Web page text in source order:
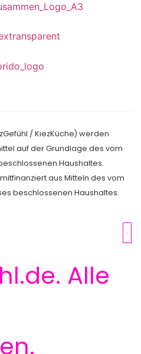
/ KiezKüche) werden
auf der Grundlage des vom
Haushaltes.
aus Mitteln des vom
beschlossenen Haus­haltes.
Alle